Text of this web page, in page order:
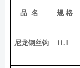
品 名 规 格
尼龙钢丝钩 11.1